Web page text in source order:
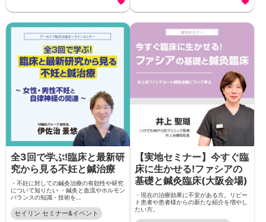
全3回で学ぶ!臨床と最新研
究から見る不妊と鍼治療
・不妊に対しての鍼灸治療の有効性や研究
について知りたい ・鍼灸と血流やホルモン
バランスの知識・技術を…
セイリン セミナー&イベント
【実地セミナー】今すぐ臨
床に生かせる!ファシアの
基礎と鍼灸臨床(大阪会場)
・現在の治療効果に不安がある方。リピー
ト患者や患者様からの新たな紹介を増やし
たい方。